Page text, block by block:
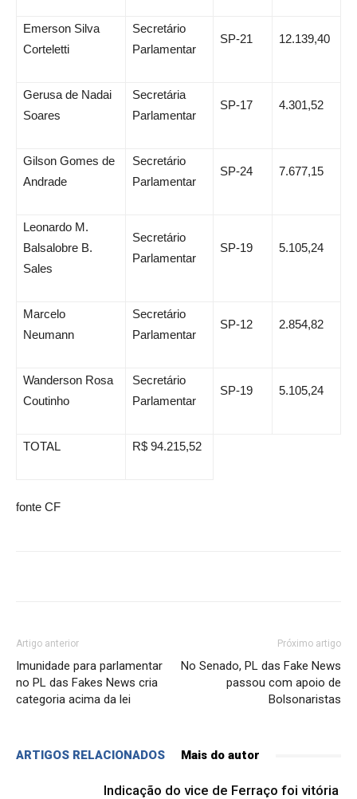
Emerson Silva
Corteletti
Secretário
Parlamentar
SP-21 12.139,40
Gerusa de Nadai
Soares
Secretária
Parlamentar
SP-17 4.301,52
Gilson Gomes de
Andrade
Secretário
Parlamentar
SP-24 7.677,15
Leonardo M.
Balsalobre B.
Sales
Secretário
Parlamentar
SP-19 5.105,24
Marcelo
Neumann
Secretário
Parlamentar
SP-12 2.854,82
Wanderson Rosa
Coutinho
Secretário
Parlamentar
SP-19 5.105,24
TOTAL R$ 94.215,52
fonte CF
Artigo anterior
Imunidade para parlamentar
no PL das Fakes News cria
categoria acima da lei
Próximo artigo
No Senado, PL das Fake News
passou com apoio de
Bolsonaristas
ARTIGOS RELACIONADOS Mais do autor
Indicação do vice de Ferraço foi vitória